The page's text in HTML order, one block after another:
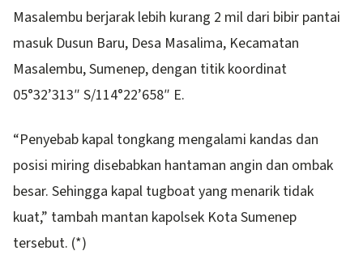
Masalembu berjarak lebih kurang 2 mil dari bibir pantai
masuk Dusun Baru, Desa Masalima, Kecamatan
Masalembu, Sumenep, dengan titik koordinat
05°32’313″ S/114°22’658″ E.
“Penyebab kapal tongkang mengalami kandas dan
posisi miring disebabkan hantaman angin dan ombak
besar. Sehingga kapal tugboat yang menarik tidak
kuat,” tambah mantan kapolsek Kota Sumenep
tersebut. (*)